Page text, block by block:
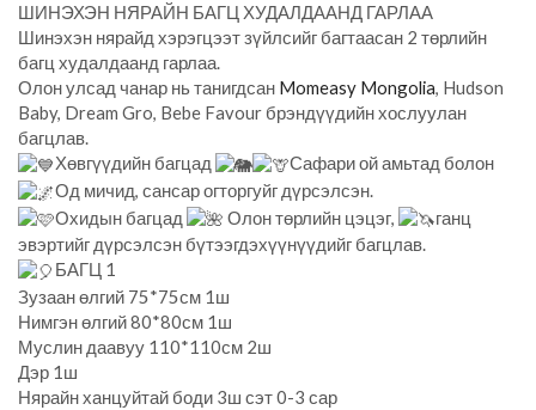
ШИНЭХЭН НЯРАЙН БАГЦ ХУДАЛДААНД ГАРЛАА
Шинэхэн нярайд хэрэгцээт зүйлсийг багтаасан 2 төрлийн
багц худалдаанд гарлаа.
Олон улсад чанар нь танигдсан Momeasy Mongolia, Hudson
Baby, Dream Gro, Bebe Favour брэндүүдийн хослуулан
багцлав.
Хөвгүүдийн багцад
Сафари ой амьтад болон
Од мичид, сансар огторгуйг дүрсэлсэн.
Охидын багцад
Олон төрлийн цэцэг,
ганц
эвэртийг дүрсэлсэн бүтээгдэхүүнүүдийг багцлав.
БАГЦ 1
Зузаан өлгий 75*75см 1ш
Нимгэн өлгий 80*80см 1ш
Муслин даавуу 110*110см 2ш
Дэр 1ш
Нярайн ханцуйтай боди 3ш сэт 0-3 сар